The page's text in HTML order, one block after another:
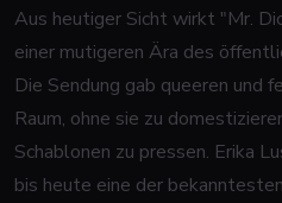
Aus heutiger Sicht wirkt "Mr.
einer mutigeren Ära des
Die Sendung gab queeren und
Raum, ohne sie zu
Schablonen zu pressen. Erika
bis heute eine der